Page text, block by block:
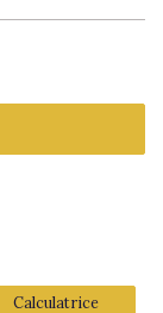
Calculatrice